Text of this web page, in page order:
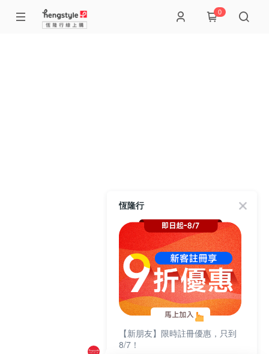
0
恆隆行
【新朋友】限時註冊優惠，只到
8/7！